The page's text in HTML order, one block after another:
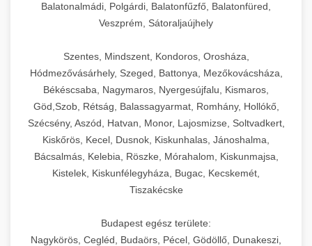
Balatonalmádi, Polgárdi, Balatonfűzfő, Balatonfüred,
Veszprém, Sátoraljaújhely
Szentes, Mindszent, Kondoros, Orosháza,
Hódmezővásárhely, Szeged, Battonya, Mezőkovácsháza,
Békéscsaba, Nagymaros, Nyergesújfalu, Kismaros,
Göd,Szob, Rétság, Balassagyarmat, Romhány, Hollókő,
Szécsény, Aszód, Hatvan, Monor, Lajosmizse, Soltvadkert,
Kiskőrös, Kecel, Dusnok, Kiskunhalas, Jánoshalma,
Bácsalmás, Kelebia, Röszke, Mórahalom, Kiskunmajsa,
Kistelek, Kiskunfélegyháza, Bugac, Kecskemét,
Tiszakécske
Budapest egész területe:
Nagykörös, Cegléd, Budaörs, Pécel, Gödöllő, Dunakeszi,